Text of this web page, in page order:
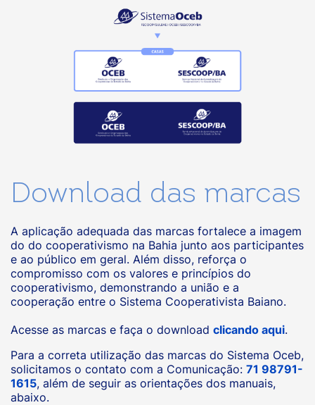
Download das marcas
A aplicação adequada das marcas fortalece a imagem
do do cooperativismo na Bahia junto aos participantes
e ao público em geral. Além disso, reforça o
compromisso com os valores e princípios do
cooperativismo, demonstrando a união e a
cooperação entre o Sistema Cooperativista Baiano.
Acesse as marcas e faça o download clicando aqui.
Para a correta utilização das marcas do Sistema Oceb,
solicitamos o contato com a Comunicação: 71 98791-
1615, além de seguir as orientações dos manuais,
abaixo.